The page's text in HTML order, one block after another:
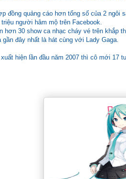
đồng quảng cáo hơn tổng số của 2 ngôi
người hâm mộ trên Facebook.
hơn 30 show ca nhạc cháy vé trên khắp
gần đây nhất là hát cùng với Lady Gaga.
hiện lần đầu năm 2007 thì cô mới 17